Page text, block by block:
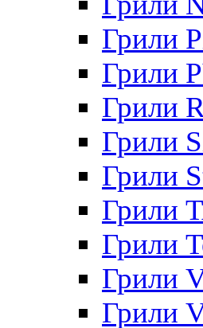
Грили
Грили
Грили
Грили
Грили
Грили
Грили
Грили
Грили